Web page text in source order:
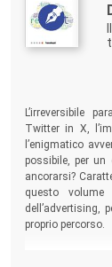
L’irreversibile
Twitter in X,
l’enigmatico
possibile, per un
ancorarsi?
questo
dell’advertising,
proprio percorso.